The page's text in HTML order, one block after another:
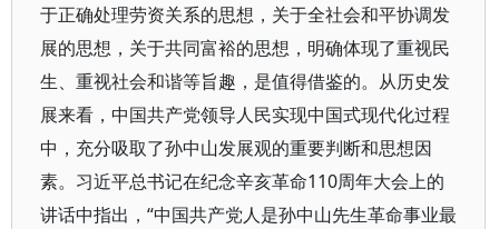
于正确处理劳资关系的思想，关于全社会和平协调发
展的思想，关于共同富裕的思想，明确体现了重视民
生、重视社会和谐等旨趣，是值得借鉴的。从历史发
展来看，中国共产党领导人民实现中国式现代化过程
中，充分吸取了孙中山发展观的重要判断和思想因
素。习近平总书记在纪念辛亥革命110周年大会上的
讲话中指出，“中国共产党人是孙中山先生革命事业最